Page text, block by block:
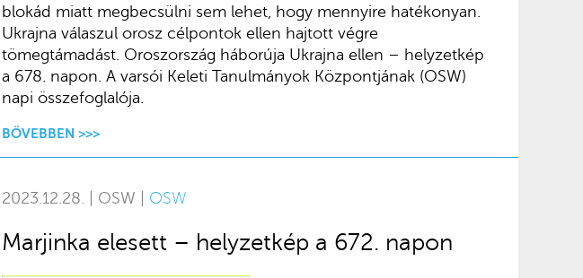
blokád miatt megbecsülni sem lehet, hogy mennyire hatékonyan.
Ukrajna válaszul orosz célpontok ellen hajtott végre
tömegtámadást. Oroszország háborúja Ukrajna ellen – helyzetkép
a 678. napon. A varsói Keleti Tanulmányok Központjának (OSW)
napi összefoglalója.
BŐVEBBEN >>>
2023.12.28. | OSW | OSW
Marjinka elesett – helyzetkép a 672. napon